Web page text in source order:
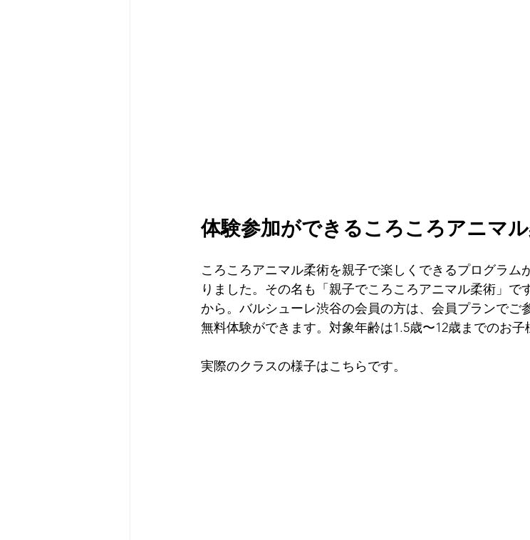
体験参加ができるころころアニマ
ころころアニマル柔術を親子で楽しくできるプログラム
りました。その名も「親子でころころアニマル柔術」で
から。バルシューレ渋谷の会員の方は、会員プランでご
無料体験ができます。対象年齢は1.5歳〜12歳までのお子
実際のクラスの様子はこちらです。